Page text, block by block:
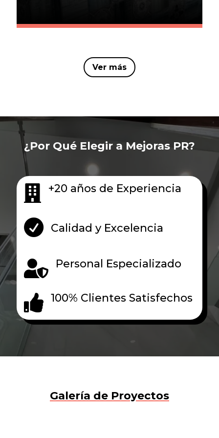
Ver más
¿Por Qué Elegir a Mejoras PR?
 +20 años de Experiencia
 Calidad y Excelencia
 Personal Especializado
 100% Clientes Satisfechos
Galería de Proyectos